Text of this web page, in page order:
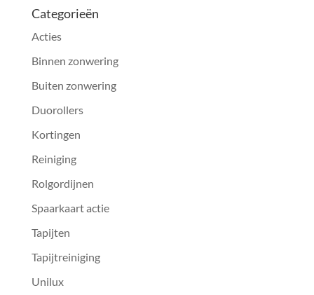
Categorieën
Acties
Binnen zonwering
Buiten zonwering
Duorollers
Kortingen
Reiniging
Rolgordijnen
Spaarkaart actie
Tapijten
Tapijtreiniging
Unilux